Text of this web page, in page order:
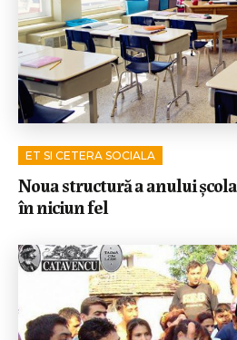
ET SI CETERA SOCIALA
Noua structură a anului
în niciun fel